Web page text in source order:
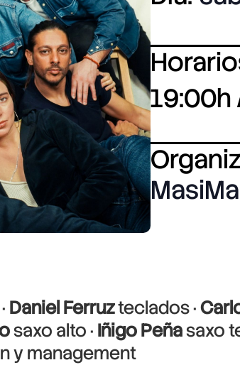
19:00h
Daniel Ferruzteclados ·
saxo alto · Iñigo Peñasaxo
y management